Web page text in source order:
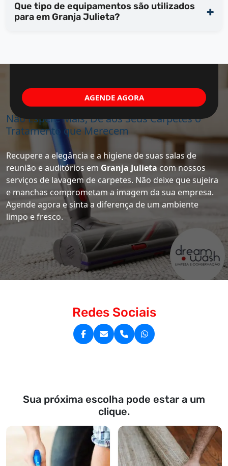
Que tipo de equipamentos são utilizados
para em Granja Julieta?
Não Espere Mais, Dê aos Seus Carpetes o
Tratamento que Merecem
Recupere a elegância e a higiene de suas salas de
reunião e auditórios em Granja Julieta com nossos
serviços de lavagem de carpetes. Não deixe que sujeira
e manchas comprometam a imagem da sua empresa.
Agende agora e sinta a diferença de um ambiente
limpo e fresco.
AGENDE AGORA
Redes Sociais
Sua próxima escolha pode estar a um
clique.